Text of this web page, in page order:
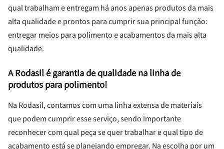
qual trabalham e entregam há anos apenas produtos da mais
alta qualidade e prontos para cumprir sua principal função:
entregar meios para polimento e acabamentos da mais alta
qualidade.
A Rodasil é garantia de qualidade na linha de
produtos para polimento!
Na Rodasil, contamos com uma linha extensa de materiais
que podem cumprir esse serviço, sendo importante
reconhecer com qual peça se quer trabalhar e qual tipo de
acabamento está se planejando empregar. Na escolha por um